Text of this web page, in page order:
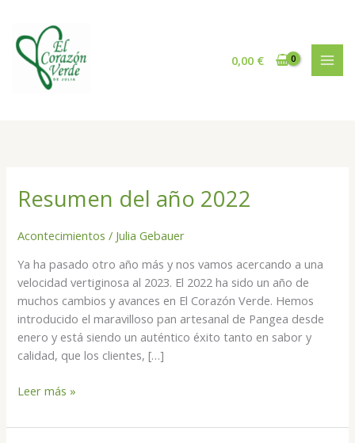
contenido
0,00 €
Resumen del año 2022
Acontecimientos / Julia Gebauer
Ya ha pasado otro año más y nos vamos acercando a una
velocidad vertiginosa al 2023. El 2022 ha sido un año de
muchos cambios y avances en El Corazón Verde. Hemos
introducido el maravilloso pan artesanal de Pangea desde
enero y está siendo un auténtico éxito tanto en sabor y
calidad, que los clientes, […]
Resumen
del
año
Leer más »